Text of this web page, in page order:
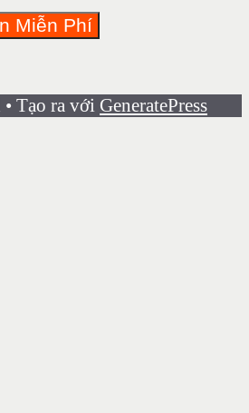
• Tạo ra với GeneratePress